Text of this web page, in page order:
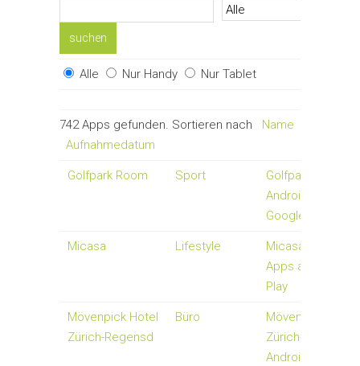
Alle Nur Handy Nur Tablet
742 Apps gefunden. Sortieren nach Name
Aufnahmedatum
Golfpark Room Sport
Golfpark Room -
Android-Apps auf
Google Play
Micasa Lifestyle
Micasa - Android-
Apps auf Google
Play
Mövenpick Hotel
Zürich-Regensd
Büro
Mövenpick Hotel
Zürich-Regensd -
Android-Apps auf